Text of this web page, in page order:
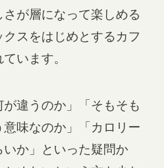
が層になって楽しめる
スをはじめとするカフ
います。
違うのか」「そもそも
味なのか」「カロリー
か」といった疑問か